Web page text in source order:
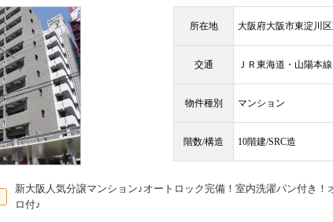
所在地 大阪府大阪市東淀川
交通 ＪＲ東海道・山陽本
物件種別 マンション
階数/構造 10階建/SRC造
新大阪人気分譲マンション♪オートロック完備！室内洗濯パン付き
ロ付♪